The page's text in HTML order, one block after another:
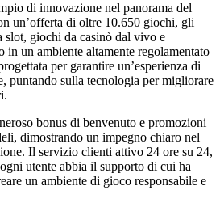
di innovazione nel panorama del
un’offerta di oltre 10.650 giochi, gli
slot, giochi da casinò dal vivo e
in un ambiente altamente regolamentato
per garantire un’esperienza di
puntando sulla tecnologia per migliorare
bonus di benvenuto e promozioni
dimostrando un impegno chiaro nel
Il servizio clienti attivo 24 ore su 24,
utente abbia il supporto di cui ha
un ambiente di gioco responsabile e